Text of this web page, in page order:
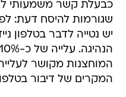
כבעלת קשר משמעותי
שגורמות להיסח דעת:
יש נטייה לדבר בטלפון
המקרים של דיבור